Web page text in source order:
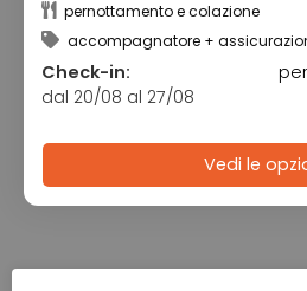
pernottamento e colazione
accompagnatore +
Check-in:
dal 20/08 al 27/08
Vedi le